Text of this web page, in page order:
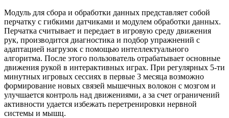
Модуль для сбора и обработки данных представляет собой
перчатку с гибкими датчиками и модулем обработки данных.
Перчатка считывает и передает в игровую среду движения
рук, производится диагностика и подбор упражнений с
адаптацией нагрузок с помощью интеллектуального
алгоритма. После этого пользователь отрабатывает основные
движения рукой в интерактивных играх. При регулярных 5-ти
минутных игровых сессиях в первые 3 месяца возможно
формирование новых связей мышечных волокон с мозгом и
улучшается контроль над движениями, а за счет ограничений
активности удается избежать перетренировки нервной
системы и мышц.